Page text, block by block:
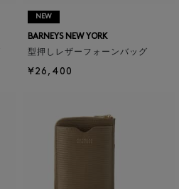
NEW
BARNEYS NEW YORK
型押しレザーフォーンバッグ
¥26,400